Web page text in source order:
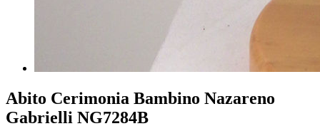
Abito Cerimonia Bambino Nazareno
Gabrielli NG7284B